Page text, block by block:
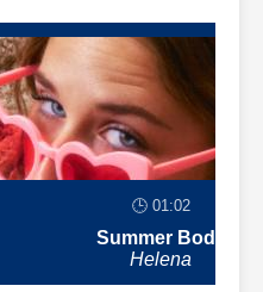
🕒 01:02
Summer Body
Helena